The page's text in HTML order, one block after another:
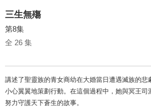
三生無殤
第8集
全 26 集
講述了聖靈族的青女商幼在大婚當日遭遇滅族的悲
小心翼翼地策劃行動。在這個過程中，她與冥王司
努力守護天下蒼生的故事。